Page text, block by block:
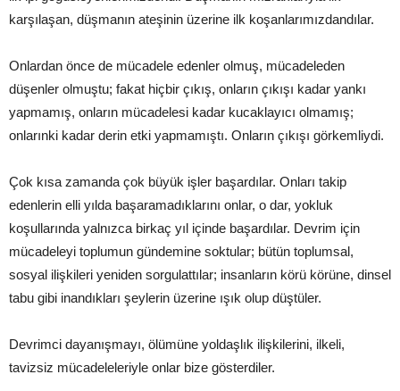
karşılaşan, düşmanın ateşinin üzerine ilk koşanlarımızdandılar.
Onlardan önce de mücadele edenler olmuş, mücadeleden
düşenler olmuştu; fakat hiçbir çıkış, onların çıkışı kadar yankı
yapmamış, onların mücadelesi kadar kucaklayıcı olmamış;
onlarınki kadar derin etki yapmamıştı. Onların çıkışı görkemliydi.
Çok kısa zamanda çok büyük işler başardılar. Onları takip
edenlerin elli yılda başaramadıklarını onlar, o dar, yokluk
koşullarında yalnızca birkaç yıl içinde başardılar. Devrim için
mücadeleyi toplumun gündemine soktular; bütün toplumsal,
sosyal ilişkileri yeniden sorgulattılar; insanların körü körüne, dinsel
tabu gibi inandıkları şeylerin üzerine ışık olup düştüler.
Devrimci dayanışmayı, ölümüne yoldaşlık ilişkilerini, ilkeli,
tavizsiz mücadeleleriyle onlar bize gösterdiler.